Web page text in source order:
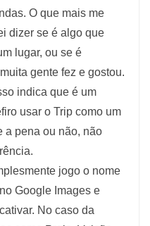
O que mais me
dizer se é algo que
lugar, ou se é
gente fez e gostou.
indica que é um
usar o Trip como um
a pena ou não, não
jogo o nome
Google Images e
No caso da